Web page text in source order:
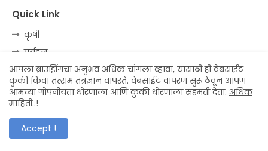
Quick Link
कृषी
पर्यटन
लोककला
मनोरंजन
विडियो गॅलरी
आपला ब्राउझिंगचा अनुभव अधिक चांगला व्हावा, यासाठी ही वेबसाईट
कुकी किंवा तत्सम तंत्रज्ञान वापरते. वेबसाईट वापरणं सुरू ठेवून आपण
आमच्या गोपनीयता धोरणाला आणि कुकी धोरणाला सहमती देता. अधिक
माहिती..!
Accept !